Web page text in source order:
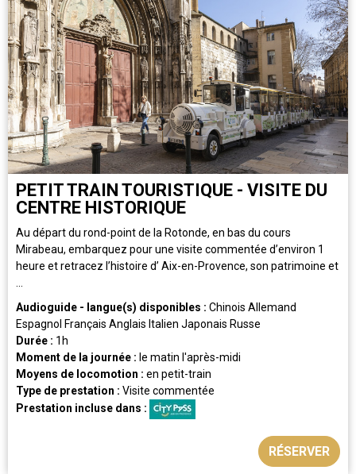
PETIT TRAIN TOURISTIQUE - VISITE DU
CENTRE HISTORIQUE
Au départ du rond-point de la Rotonde, en bas du cours
Mirabeau, embarquez pour une visite commentée d’environ 1
heure et retracez l’histoire d’ Aix-en-Provence, son patrimoine et
Audioguide - langue(s) disponibles : Chinois Allemand
Espagnol Français Anglais Italien Japonais Russe
Durée : 1h
Moment de la journée : le matin l'après-midi
Moyens de locomotion : en petit-train
Type de prestation : Visite commentée
Prestation incluse dans :
RÉSERVER